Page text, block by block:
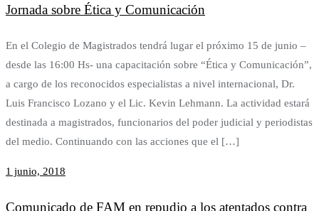
Jornada sobre Ética y Comunicación
En el Colegio de Magistrados tendrá lugar el próximo 15 de junio –
desde las 16:00 Hs- una capacitación sobre “Ética y Comunicación”,
a cargo de los reconocidos especialistas a nivel internacional, Dr.
Luis Francisco Lozano y el Lic. Kevin Lehmann. La actividad estará
destinada a magistrados, funcionarios del poder judicial y periodistas
del medio. Continuando con las acciones que el […]
1 junio, 2018
Comunicado de FAM en repudio a los atentados contra